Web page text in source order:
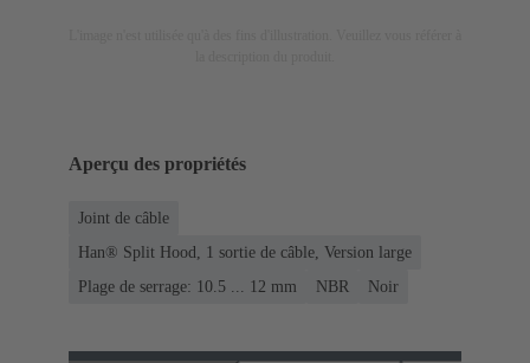
Aperçu des propriétés
Joint de câble
Han® Split Hood, 1 sortie de câble, Version large
Plage de serrage: 10.5 ... 12 mm
NBR Noir